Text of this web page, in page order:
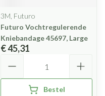
3M, Futuro
Futuro Vochtregulerende
Kniebandage 45697, Large
€ 45,31
Bestel